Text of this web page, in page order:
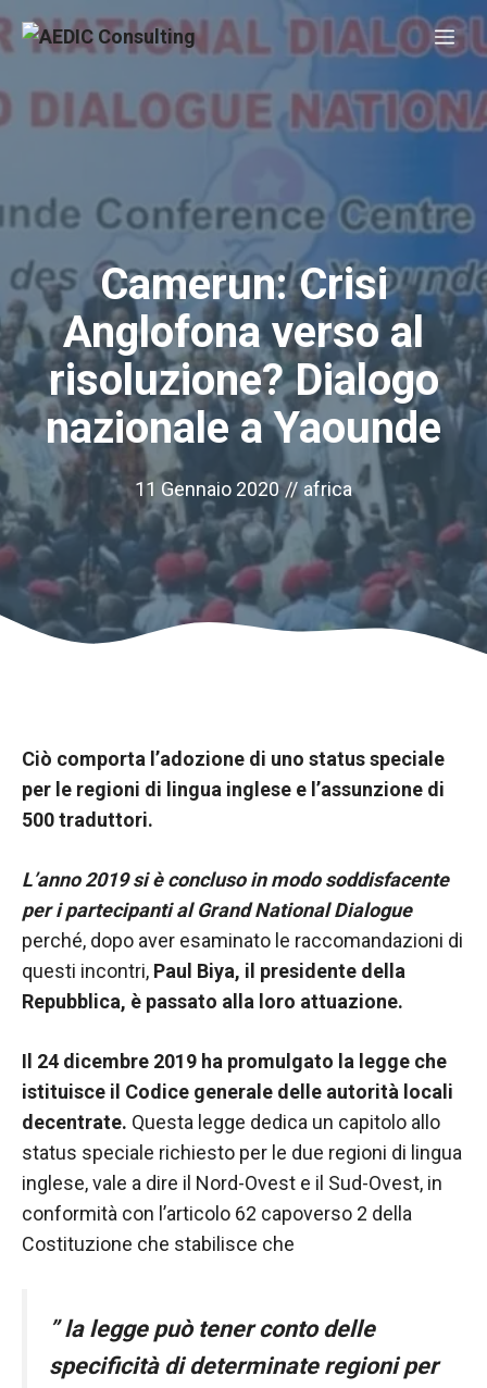
Vai
al
Camerun: Crisi
Anglofona verso al
risoluzione? Dialogo
nazionale a Yaounde
11 Gennaio 2020 // africa
Ciò comporta l’adozione di uno status speciale
per le regioni di lingua inglese e l’assunzione di
500 traduttori.
L’anno 2019 si è concluso in modo soddisfacente
per i partecipanti al Grand National Dialogue
perché, dopo aver esaminato le raccomandazioni di
questi incontri, Paul Biya, il presidente della
Repubblica, è passato alla loro attuazione.
Il 24 dicembre 2019 ha promulgato la legge che
istituisce il Codice generale delle autorità locali
decentrate. Questa legge dedica un capitolo allo
status speciale richiesto per le due regioni di lingua
inglese, vale a dire il Nord-Ovest e il Sud-Ovest, in
conformità con l’articolo 62 capoverso 2 della
Costituzione che stabilisce che
” la legge può tener conto delle
specificità di determinate regioni per
Necessario
non sono
opzionali.
Sono
necessari per
il
funzionamento
del sito web.
Statistiche
Al fine di
migliorare
la
funzionalità
e la
struttura del
sito Web, in
utilizzato il
sito Web.